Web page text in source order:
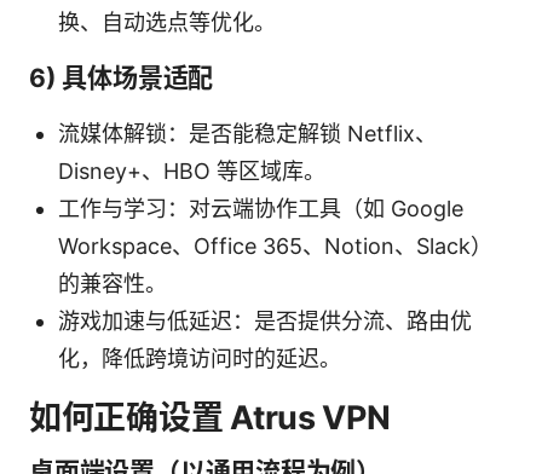
换、自动选点等优化。
6) 具体场景适配
流媒体解锁：是否能稳定解锁 Netflix、
Disney+、HBO 等区域库。
工作与学习：对云端协作工具（如 Google
Workspace、Office 365、Notion、Slack）
的兼容性。
游戏加速与低延迟：是否提供分流、路由优
化，降低跨境访问时的延迟。
如何正确设置 Atrus VPN